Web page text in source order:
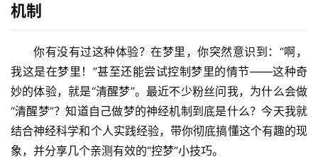
机制
你有没有过这种体验？在梦里，你突然意识到：“啊，
我这是在梦里！”甚至还能尝试控制梦里的情节——这种奇
妙的体验，就是“清醒梦”。最近不少粉丝问我， 为什么会做
“清醒梦”？知道自己做梦的神经机制到底是什么？今天我就
结合神经科学和个人实践经验，带你彻底搞懂这个有趣的现
象，并分享几个亲测有效的“控梦”小技巧。